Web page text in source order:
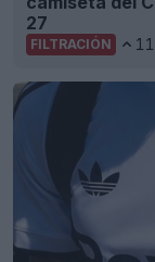
27
FILTRACIÓN 11